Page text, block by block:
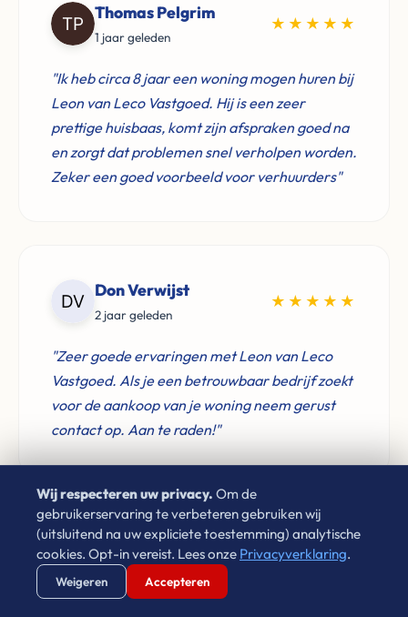
Thomas Pelgrim
1 jaar geleden
★★★★★
"Ik heb circa 8 jaar een woning mogen huren bij
Leon van Leco Vastgoed. Hij is een zeer
prettige huisbaas, komt zijn afspraken goed na
en zorgt dat problemen snel verholpen worden.
Zeker een goed voorbeeld voor verhuurders"
Don Verwijst
2 jaar geleden
★★★★★
"Zeer goede ervaringen met Leon van Leco
Vastgoed. Als je een betrouwbaar bedrijf zoekt
voor de aankoop van je woning neem gerust
contact op. Aan te raden!"
Laura Cornet
4 jaar geleden
★★★★★
Wij respecteren uw privacy. Om de
gebruikerservaring te verbeteren gebruiken wij
(uitsluitend na uw expliciete toestemming) analytische
cookies. Opt-in vereist. Lees onze Privacyverklaring.
Weigeren Accepteren
Verstuur WhatsApp